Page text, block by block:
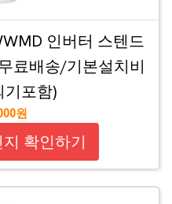
인버터 스텐드
료배송/기본설치비
포함)
원
확인하기